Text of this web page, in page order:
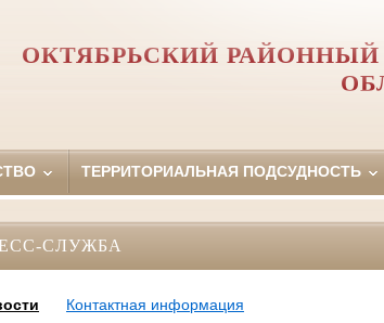
ОКТЯБРЬСКИЙ РАЙОННЫЙ
ТЕРРИТОРИАЛЬНАЯ ПОДСУДНОСТЬ
СЛУЖБА
Контактная информация